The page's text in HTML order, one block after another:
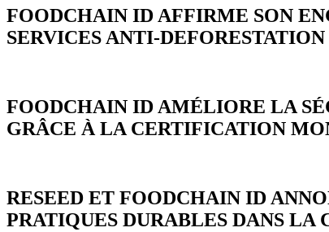
FOODCHAIN ID AFFIRME SON
SERVICES ANTI-DEFORESTATION
FOODCHAIN ID AMÉLIORE LA
GRÂCE À LA CERTIFICATION
RESEED ET FOODCHAIN ID
PRATIQUES DURABLES DANS